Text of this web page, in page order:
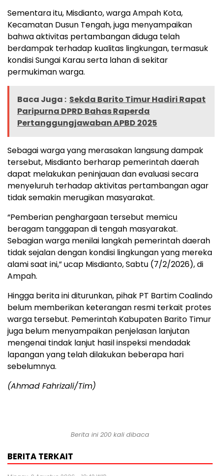
Sementara itu, Misdianto, warga Ampah Kota,
Kecamatan Dusun Tengah, juga menyampaikan
bahwa aktivitas pertambangan diduga telah
berdampak terhadap kualitas lingkungan, termasuk
kondisi Sungai Karau serta lahan di sekitar
permukiman warga.
Baca Juga : Sekda Barito Timur Hadiri Rapat
Paripurna DPRD Bahas Raperda
Pertanggungjawaban APBD 2025
Sebagai warga yang merasakan langsung dampak
tersebut, Misdianto berharap pemerintah daerah
dapat melakukan peninjauan dan evaluasi secara
menyeluruh terhadap aktivitas pertambangan agar
tidak semakin merugikan masyarakat.
“Pemberian penghargaan tersebut memicu
beragam tanggapan di tengah masyarakat.
Sebagian warga menilai langkah pemerintah daerah
tidak sejalan dengan kondisi lingkungan yang mereka
alami saat ini,” ucap Misdianto, Sabtu (7/2/2026), di
Ampah.
Hingga berita ini diturunkan, pihak PT Bartim Coalindo
belum memberikan keterangan resmi terkait protes
warga tersebut. Pemerintah Kabupaten Barito Timur
juga belum menyampaikan penjelasan lanjutan
mengenai tindak lanjut hasil inspeksi mendadak
lapangan yang telah dilakukan beberapa hari
sebelumnya.
(Ahmad Fahrizali/Tim)
Berita ini 200 kali dibaca
BERITA TERKAIT